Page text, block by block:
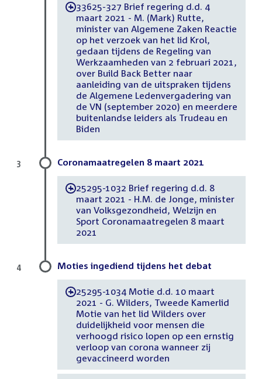
-33625-327 Brief regering d.d. 4
maart 2021 - M. (Mark) Rutte,
minister van Algemene Zaken Reactie
op het verzoek van het lid Krol,
gedaan tijdens de Regeling van
Werkzaamheden van 2 februari 2021,
over Build Back Better naar
aanleiding van de uitspraken tijdens
de Algemene Ledenvergadering van
de VN (september 2020) en meerdere
buitenlandse leiders als Trudeau en
Biden
Coronamaatregelen 8 maart 2021
-25295-1032 Brief regering d.d. 8
maart 2021 - H.M. de Jonge, minister
van Volksgezondheid, Welzijn en
Sport Coronamaatregelen 8 maart
2021
3
Moties ingediend tijdens het debat
-25295-1034 Motie d.d. 10 maart
2021 - G. Wilders, Tweede Kamerlid
Motie van het lid Wilders over
duidelijkheid voor mensen die
verhoogd risico lopen op een ernstig
verloop van corona wanneer zij
gevaccineerd worden
4